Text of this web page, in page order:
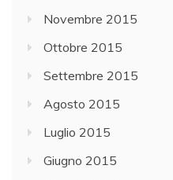
Novembre 2015
Ottobre 2015
Settembre 2015
Agosto 2015
Luglio 2015
Giugno 2015